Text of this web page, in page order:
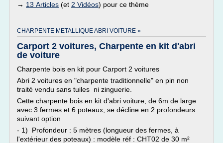
→ 13 Articles (et 2 Vidéos) pour ce thème
CHARPENTE METALLIQUE ABRI VOITURE »
Carport 2 voitures, Charpente en kit d'abri
de voiture
Charpente bois en kit pour Carport 2 voitures
Abri 2 voitures en "charpente traditionnelle" en pin non
traité vendu sans tuiles ni zinguerie.
Cette charpente bois en kit d'abri voiture, de 6m de large
avec 3 fermes et 6 poteaux, se décline en 2 profondeurs
suivant option
- 1) Profondeur : 5 mètres (longueur des fermes, à
l'extérieur des poteaux) : modèle réf : CHT02 de 30 m²